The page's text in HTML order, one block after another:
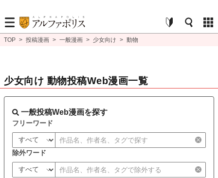
TOP > 投稿漫画 > 一般漫画 > 少女向け > 動物
少女向け 動物投稿Web漫画一覧
一般投稿Web漫画を探す
フリーワード
除外ワード